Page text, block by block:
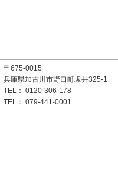
〒675-0015
兵庫県加古川市野口町坂井325-1
TEL： 0120-306-178
TEL： 079-441-0001